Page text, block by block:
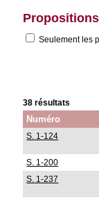
Seulement les
38 résultats
Numéro
S. 1-124
S. 1-200
S. 1-237